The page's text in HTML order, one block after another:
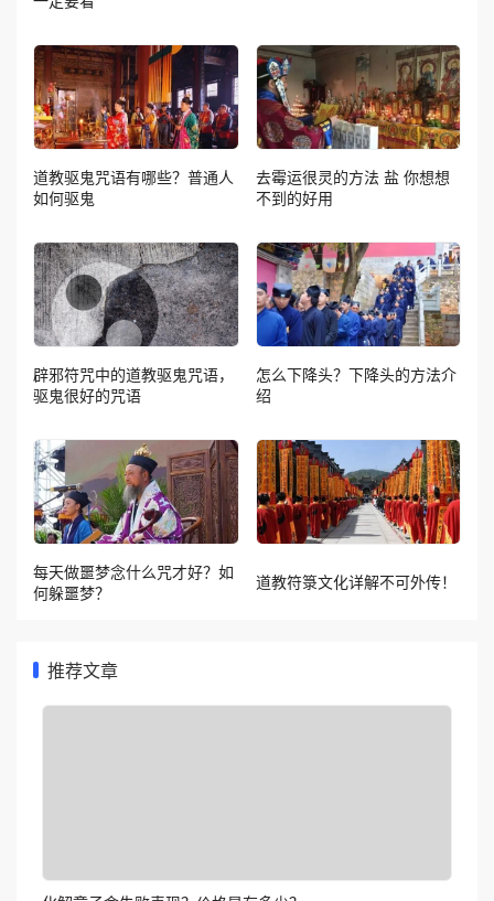
道教驱鬼咒语有哪些？普通人
如何驱鬼
去霉运很灵的方法 盐 你想想
不到的好用
辟邪符咒中的道教驱鬼咒语，
驱鬼很好的咒语
怎么下降头？下降头的方法介
绍
每天做噩梦念什么咒才好？如
何躲噩梦？
道教符箓文化详解不可外传！
推荐文章